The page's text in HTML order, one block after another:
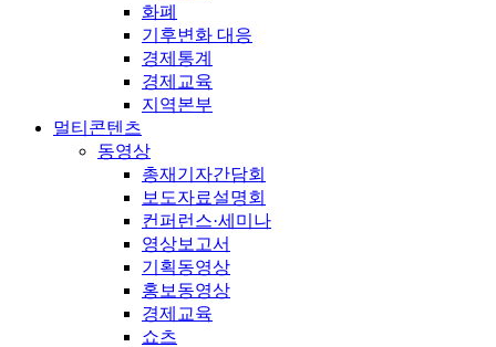
화폐
기후변화 대응
경제통계
경제교육
지역본부
멀티콘텐츠
동영상
총재기자간담회
보도자료설명회
컨퍼런스·세미나
영상보고서
기획동영상
홍보동영상
경제교육
쇼츠